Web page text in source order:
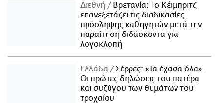
Διεθνή
Βρετανία: Το Κέιμπριτζ
επανεξετάζει τις διαδικασίες
πρόσληψης καθηγητών μετά την
παραίτηση διδάσκοντα για
λογοκλοπή
Ελλάδα
Σέρρες: «Τα έχασα όλα» -
Οι πρώτες δηλώσεις του πατέρα
και συζύγου των θυμάτων του
τροχαίου